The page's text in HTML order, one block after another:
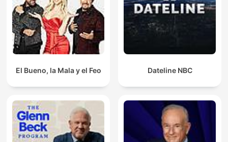
El Bueno, la Mala y el Feo Dateline NBC